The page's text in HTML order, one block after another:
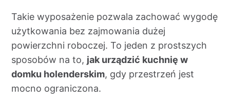
Takie wyposażenie pozwala zachować wygodę
użytkowania bez zajmowania dużej
powierzchni roboczej. To jeden z prostszych
sposobów na to, jak urządzić kuchnię w
domku holenderskim, gdy przestrzeń jest
mocno ograniczona.